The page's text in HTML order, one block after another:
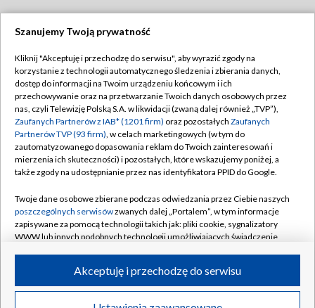
TVP
Abonament TVP
Emisja w TVP
Centrum informacji TVP
Naziemna Telewizja Cyfrowa
Rada Programowa
System NOS
Informacje o nadawcy
Program dla prasy
Regulamin TVP
Polityka prywatności
Moje zgody
Pomoc
Kontakt
Kanały
©2026 Telewizja Polska S.A. w likwidacji
Szanujemy Twoją prywatność
Kliknij "Akceptuję i przechodzę do serwisu", aby wyrazić zgody na
korzystanie z technologii automatycznego śledzenia i zbierania danych,
dostęp do informacji na Twoim urządzeniu końcowym i ich
przechowywanie oraz na przetwarzanie Twoich danych osobowych przez
nas, czyli Telewizję Polską S.A. w likwidacji (zwaną dalej również „TVP”),
Zaufanych Partnerów z IAB* (1201 firm) oraz pozostałych Zaufanych
Partnerów TVP (93 firm), w celach marketingowych (w tym do
zautomatyzowanego dopasowania reklam do Twoich zainteresowań i
mierzenia ich skuteczności) i pozostałych, które wskazujemy poniżej, a
także zgody na udostępnianie przez nas identyfikatora PPID do Google.
Twoje dane osobowe zbierane podczas odwiedzania przez Ciebie naszych
poszczególnych serwisówzwanych dalej „Portalem”, w tym informacje
zapisywane za pomocą technologii takich jak: pliki cookie, sygnalizatory
WWW lub innych podobnych technologii umożliwiających świadczenie
ruchu w Internecie.
Twoje dane osobowe zbierane podczas odwiedzania przez Ciebie
Akceptuję i przechodzę do serwisu